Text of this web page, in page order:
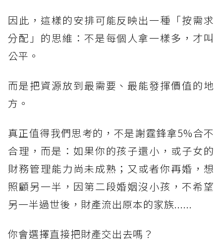
因此，這樣的安排可能反映出一種「按需求
分配」的思維：不是每個人拿一樣多，才叫
公平。
而是把資源放到最需要、最能發揮價值的地
方。
真正值得我們思考的，不是謝霆鋒拿5%合不
合理，而是：如果你的孩子還小，或子女的
財務管理能力尚未成熟；又或者你再婚，想
照顧另一半，因第二段婚姻沒小孩，不希望
另一半過世後，財產流出原本的家族......
你會選擇直接把財產交出去嗎？